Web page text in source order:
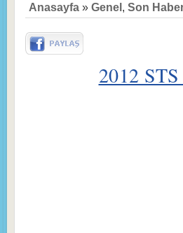
Anasayfa » Genel, Son
2012